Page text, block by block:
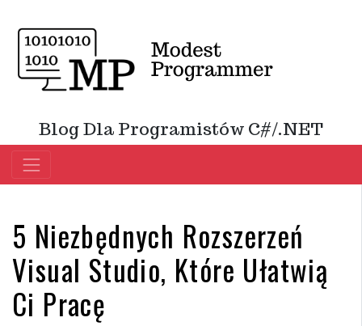
Blog Dla Programistów C#/.NET
5 Niezbędnych Rozszerzeń
Visual Studio, Które Ułatwią
Ci Pracę